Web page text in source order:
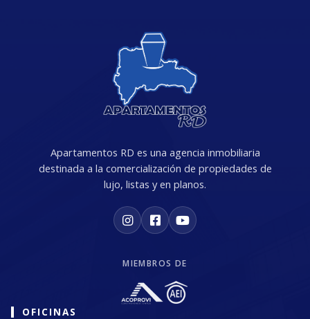
Apartamentos RD es una agencia inmobiliaria
destinada a la comercialización de propiedades de
lujo, listas y en planos.
MIEMBROS DE
OFICINAS